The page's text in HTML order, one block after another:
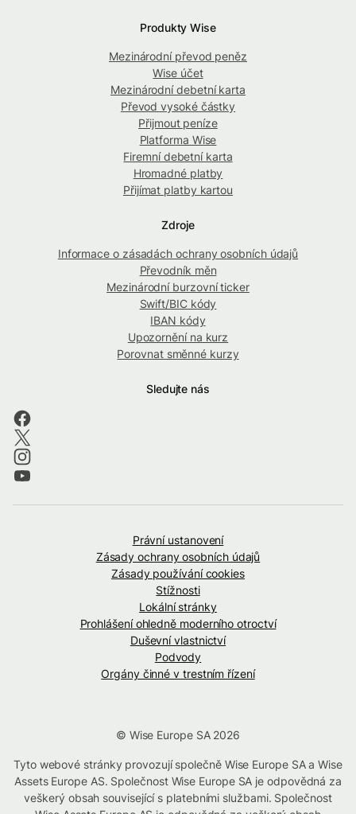
Produkty Wise
Mezinárodní převod peněz
Wise účet
Mezinárodní debetní karta
Převod vysoké částky
Přijmout peníze
Platforma Wise
Firemní debetní karta
Hromadné platby
Přijímat platby kartou
Zdroje
Informace o zásadách ochrany osobních údajů
Převodník měn
Mezinárodní burzovní ticker
Swift/BIC kódy
IBAN kódy
Upozornění na kurz
Porovnat směnné kurzy
Sledujte nás
Právní ustanovení
Zásady ochrany osobních údajů
Zásady používání cookies
Stížnosti
Lokální stránky
Prohlášení ohledně moderního otroctví
Duševní vlastnictví
Podvody
Orgány činné v trestním řízení
© Wise Europe SA 2026
Tyto webové stránky provozují společně Wise Europe SA a Wise
Assets Europe AS. Společnost Wise Europe SA je odpovědná za
veškerý obsah související s platebními službami. Společnost